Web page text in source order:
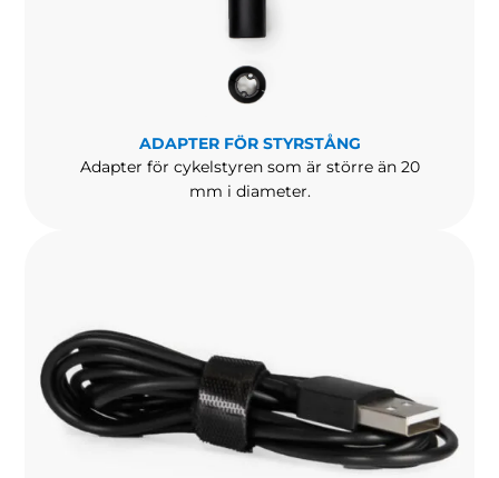
ADAPTER FÖR STYRSTÅNG
Adapter för cykelstyren som är större än 20
mm i diameter.